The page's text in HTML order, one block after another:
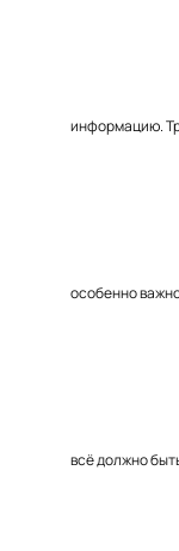
информацию.
особенно
всё должно